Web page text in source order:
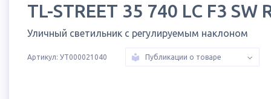
TL-STREET 35 740 LC F3 SW
Уличный светильник с регулируемым наклоном
Артикул: УТ000021040 Публикации о товаре